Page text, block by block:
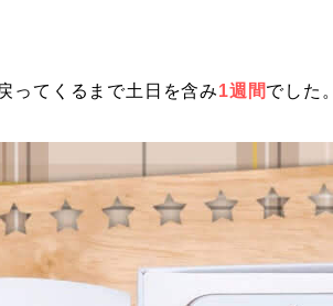
ってくるまで土日を含み1週間でした。